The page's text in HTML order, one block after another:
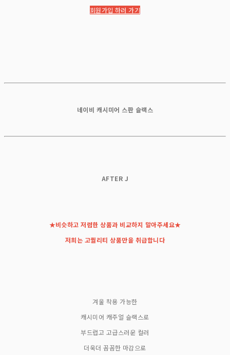
회원가입 하러 가기
네이비 캐시미어 스판 슬랙스
AFTER J
★비슷하고 저렴한 상품과 비교하지 말아주세요★
저희는 고퀄리티 상품만을 취급합니다
겨울 착용 가능한
캐시미어 캐주얼 슬랙스로
부드럽고 고급스러운 컬러
더욱더 꼼꼼한 마감으로